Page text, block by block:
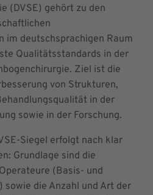
(DVSE) gehört zu den
im deutschsprachigen Raum
Qualitätsstandards in der
Ziel ist die
von Strukturen,
in der
sowie in der Forschung.
Siegel erfolgt nach klar
Grundlage sind die
(Basis- und
die Anzahl und Art der